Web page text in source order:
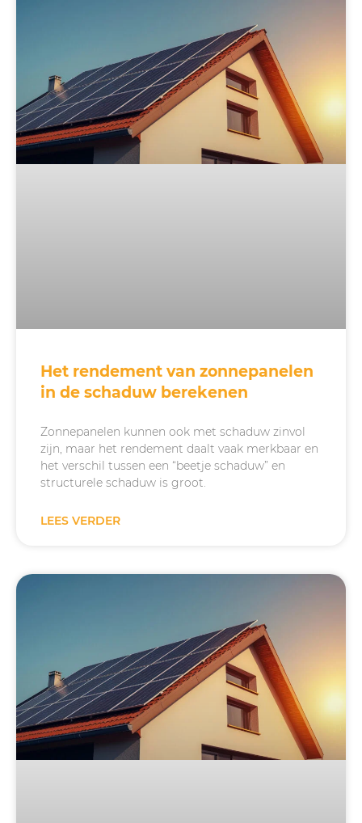
Het rendement van zonnepanelen
in de schaduw berekenen
Zonnepanelen kunnen ook met schaduw zinvol
zijn, maar het rendement daalt vaak merkbaar en
het verschil tussen een “beetje schaduw” en
structurele schaduw is groot.
LEES VERDER